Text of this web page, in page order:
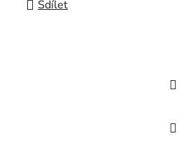
Sdílet